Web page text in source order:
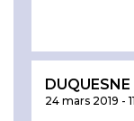
DUQUESNE
24 mars 2019 -